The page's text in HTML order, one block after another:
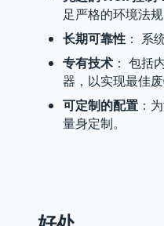
足严格的环境法规
长期可靠性： 系
专有技术 ： 包括
器，以实现最佳废
可定制的配置 ：
量身定制。